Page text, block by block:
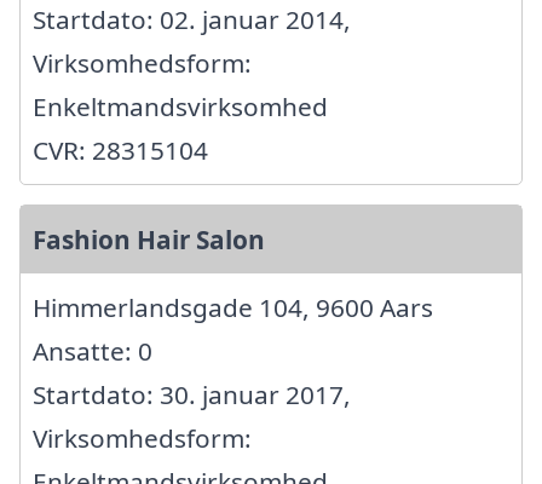
Startdato: 02. januar 2014,
Virksomhedsform:
Enkeltmandsvirksomhed
CVR: 28315104
Fashion Hair Salon
Himmerlandsgade 104, 9600 Aars
Ansatte: 0
Startdato: 30. januar 2017,
Virksomhedsform: